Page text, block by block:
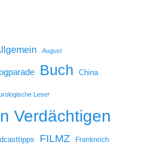
August
Buch China
Leser
Verdächtigen
FILMZ
Frankreich